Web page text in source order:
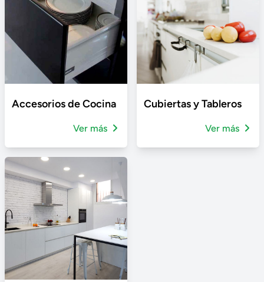
Accesorios de Cocina
Ver más
Cubiertas y Tableros
Ver más